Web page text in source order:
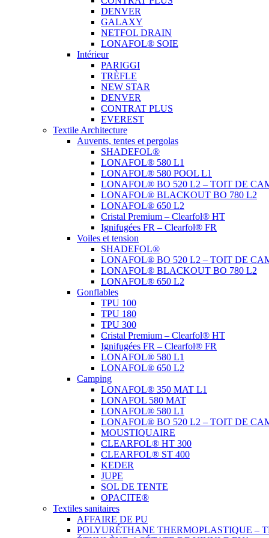
DENVER
GALAXY
NETFOL DRAIN
LONAFOL® SOIE
Intérieur
PARIGGI
TRÈFLE
NEW STAR
DENVER
CONTRAT PLUS
EVEREST
Textile Architecture
Auvents, tentes et pergolas
SHADEFOL®
LONAFOL® 580 L1
LONAFOL® 580 POOL L1
LONAFOL® BO 520 L2 – TOIT DE
LONAFOL® BLACKOUT BO 780 L2
LONAFOL® 650 L2
Cristal Premium – Clearfol® HT
Ignifugées FR – Clearfol® FR
Voiles et tension
SHADEFOL®
LONAFOL® BO 520 L2 – TOIT DE
LONAFOL® BLACKOUT BO 780 L2
LONAFOL® 650 L2
Gonflables
TPU 100
TPU 180
TPU 300
Cristal Premium – Clearfol® HT
Ignifugées FR – Clearfol® FR
LONAFOL® 580 L1
LONAFOL® 650 L2
Camping
LONAFOL® 350 MAT L1
LONAFOL 580 MAT
LONAFOL® 580 L1
LONAFOL® BO 520 L2 – TOIT DE
MOUSTIQUAIRE
CLEARFOL® HT 300
CLEARFOL® ST 400
KEDER
JUPE
SOL DE TENTE
OPACITE®
Textiles sanitaires
AFFAIRE DE PU
POLYURÉTHANE THERMOPLASTIQUE –